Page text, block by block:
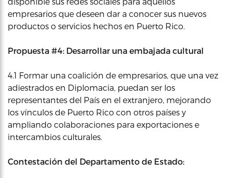
empresarios que deseen dar a conocer sus nuevos
productos o servicios hechos en Puerto Rico.
Propuesta #4: Desarrollar una embajada cultural
4.1 Formar una coalición de empresarios, que una vez
adiestrados en Diplomacia, puedan ser los
representantes del País en el extranjero, mejorando
los vínculos de Puerto Rico con otros países y
ampliando colaboraciones para exportaciones e
intercambios culturales.
Contestación del Departamento de Estado: